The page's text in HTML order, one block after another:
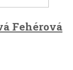
Fehérová